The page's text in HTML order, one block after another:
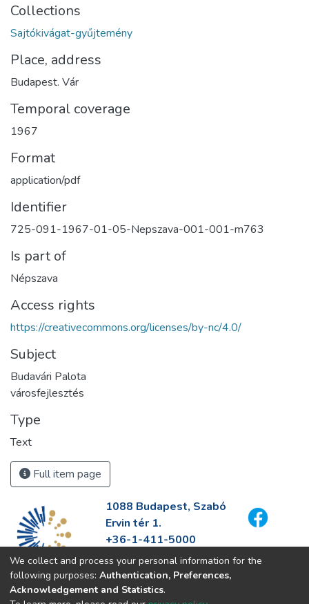
Collections
Sajtókivágat-gyűjtemény
Place, address
Budapest. Vár
Temporal coverage
1967
Format
application/pdf
Identifier
725-091-1967-01-05-Nepszava-001-001-m763
Is part of
Népszava
Access rights
https://creativecommons.org/licenses/by-nc/4.0/
Subject
Budavári Palota
városfejlesztés
Type
Text
Full item page
1088 Budapest, Szabó
Ervin tér 1.
+36-1-411-5000
info@fszek.hu
https://fszek.hu
We collect and process your personal information for the
following purposes: Authentication, Preferences,
Acknowledgement and Statistics.